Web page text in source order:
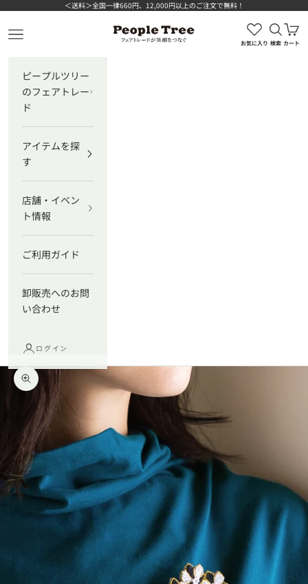
コンテンツへスキップ＜送料＞全国一律660円、12,000円以上のご注文で無料！
ピープルツリー公式オンラインショップ
メニューを開く
お気に入り
検索を
検索
カ
カート
ピープルツリー
のフェアトレー
ド
アイテムを探
す
店舗・イベン
ト情報
ご利用ガイド
卸販売へのお問
い合わせ
ログイン
ズームイン